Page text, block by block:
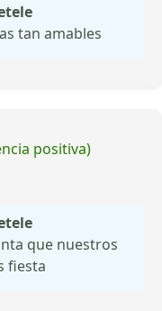
tan amables
positiva)
que nuestros
fiesta